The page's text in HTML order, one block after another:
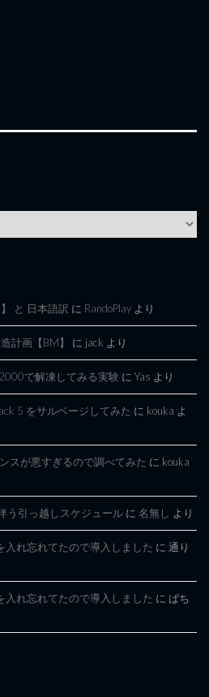
】 と 日本語訳 に RandoPlay より
計画【BM】 に jack より
で解凍してみる実験 に Yas より
5 をサルベージしてみた に kouka よ
スが悪すぎるので調べてみた に kouka
う引っ越しスケジュール に 名無し より
入れ忘れてたので導入しました に 通り
入れ忘れてたので導入しました に ぱち